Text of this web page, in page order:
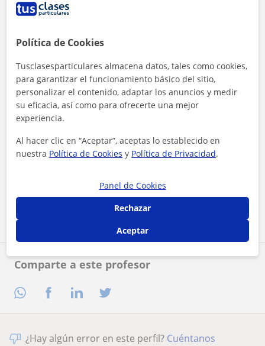
Comparte a este profesor
Contactar ahora
¿Hay algún error en este perfil? Cuéntanos
Política de Cookies
Tusclasesparticulares almacena datos, tales como cookies,
para garantizar el funcionamiento básico del sitio,
personalizar el contenido, adaptar los anuncios y medir
su eficacia, así como para ofrecerte una mejor
experiencia.
Al hacer clic en “Aceptar”, aceptas lo establecido en
nuestra Política de Cookies y Política de Privacidad.
Panel de Cookies
Rechazar
Aceptar